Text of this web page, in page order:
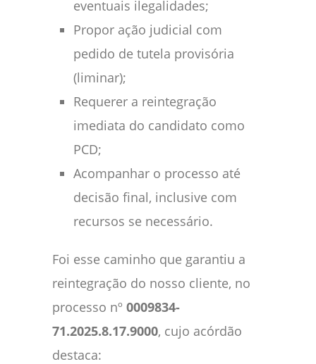
eventuais ilegalidades;
Propor ação judicial com
pedido de tutela provisória
(liminar);
Requerer a reintegração
imediata do candidato como
PCD;
Acompanhar o processo até
decisão final, inclusive com
recursos se necessário.
Foi esse caminho que garantiu a
reintegração do nosso cliente, no
processo nº 0009834-
71.2025.8.17.9000, cujo acórdão
destaca: